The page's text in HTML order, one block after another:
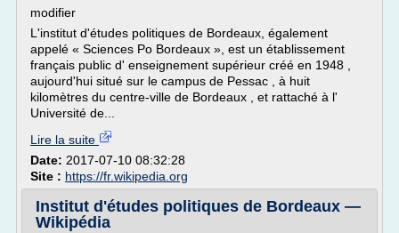
modifier
L'institut d'études politiques de Bordeaux, également
appelé « Sciences Po Bordeaux », est un établissement
français public d' enseignement supérieur créé en 1948 ,
aujourd'hui situé sur le campus de Pessac , à huit
kilomètres du centre-ville de Bordeaux , et rattaché à l'
Université de...
Lire la suite
Date: 2017-07-10 08:32:28
Site : https://fr.wikipedia.org
Institut d'études politiques de Bordeaux —
Wikipédia